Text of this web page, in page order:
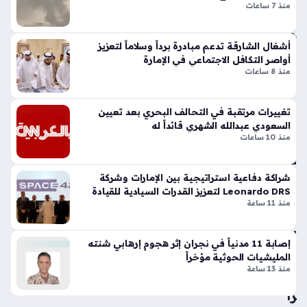
تي
وبر
سب
ورت
تك
سر
قوا
الت
ص
مي
م
قلي
دي
بلم
ت
في
ما
ن
منذ
قة
دلت
تط
لق
ل
رح
لة
را
منذ 7 ساعات
أشغال الشارقة تدعم مبادرة برداً وسلاماً لتعزيز
أواصر التكافل الاجتماعي في الإمارة
منذ 8 ساعات
تغييرات مرتقبة في التحالف البحري بعد تعيين
السعودي عبدالله الشهري قائداً له
منذ 10 ساعات
شراكة دفاعية استراتيجية بين الإمارات وشركة
Leonardo DRS لتعزيز القدرات السيادية للقيادة
والسيطرة
منذ 11 ساعة
إصابة 11 مدنياً في نجران إثر هجوم إرهابي شنته
المليشيات الحوثية مؤخراً
منذ 13 ساعة